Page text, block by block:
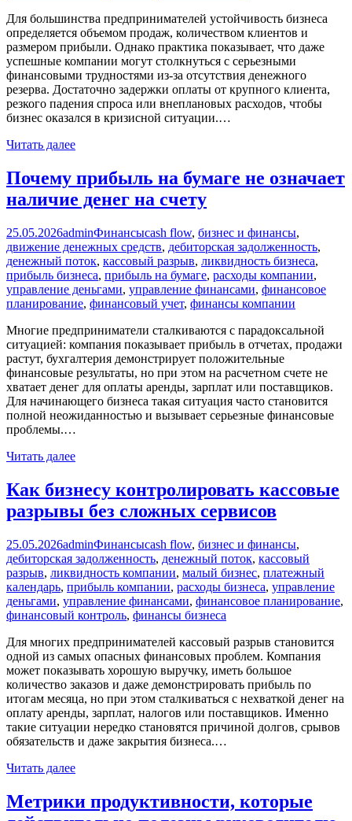
Для большинства предпринимателей устойчивость бизнеса
определяется объемом продаж, количеством клиентов и
размером прибыли. Однако практика показывает, что даже
успешные компании могут столкнуться с серьезными
финансовыми трудностями из-за отсутствия денежного
резерва. Достаточно задержки оплаты от крупного клиента,
резкого падения спроса или внеплановых расходов, чтобы
бизнес оказался в кризисной ситуации.…
Читать далее
Почему прибыль на бумаге не означает
наличие денег на счету
25.05.2026adminФинансыcash flow, бизнес и финансы,
движение денежных средств, дебиторская задолженность,
денежный поток, кассовый разрыв, ликвидность бизнеса,
прибыль бизнеса, прибыль на бумаге, расходы компании,
управление деньгами, управление финансами, финансовое
планирование, финансовый учет, финансы компании
Многие предприниматели сталкиваются с парадоксальной
ситуацией: компания показывает прибыль в отчетах, продажи
растут, бухгалтерия демонстрирует положительные
финансовые результаты, но при этом на расчетном счете не
хватает денег для оплаты аренды, зарплат или поставщиков.
Для начинающего бизнеса такая ситуация часто становится
полной неожиданностью и вызывает серьезные финансовые
проблемы.…
Читать далее
Как бизнесу контролировать кассовые
разрывы без сложных сервисов
25.05.2026adminФинансыcash flow, бизнес и финансы,
дебиторская задолженность, денежный поток, кассовый
разрыв, ликвидность компании, малый бизнес, платежный
календарь, прибыль компании, расходы бизнеса, управление
деньгами, управление финансами, финансовое планирование,
финансовый контроль, финансы бизнеса
Для многих предпринимателей кассовый разрыв становится
одной из самых опасных финансовых проблем. Компания
может показывать хорошую выручку, иметь большое
количество заказов и даже демонстрировать прибыль по
итогам месяца, но при этом сталкиваться с нехваткой денег на
оплату аренды, зарплат, налогов или поставщиков. Именно
такие ситуации нередко становятся причиной долгов, срывов
обязательств и даже закрытия бизнеса.…
Читать далее
Метрики продуктивности, которые